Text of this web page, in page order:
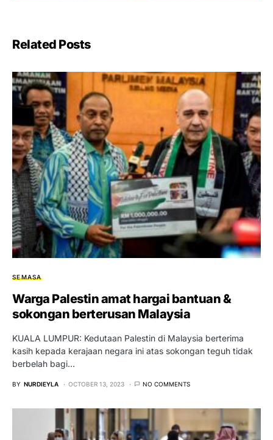
Related Posts
SEMASA
Warga Palestin amat hargai bantuan &
sokongan berterusan Malaysia
KUALA LUMPUR: Kedutaan Palestin di Malaysia berterima
kasih kepada kerajaan negara ini atas sokongan teguh tidak
berbelah bagi…
BY NURDIEYLA OCTOBER 13, 2023 NO COMMENTS